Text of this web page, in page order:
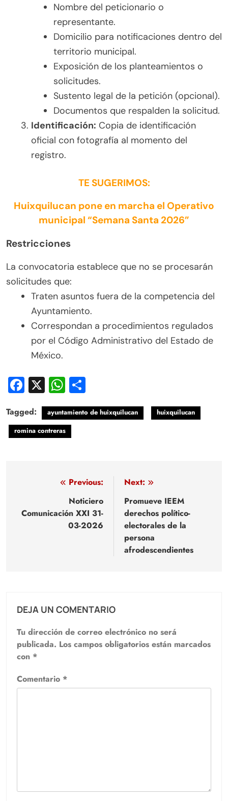
Nombre del peticionario o
representante.
Domicilio para notificaciones dentro del
territorio municipal.
Exposición de los planteamientos o
solicitudes.
Sustento legal de la petición (opcional).
Documentos que respalden la solicitud.
Identificación: Copia de identificación
oficial con fotografía al momento del
registro.
TE SUGERIMOS:
Huixquilucan pone en marcha el Operativo
municipal “Semana Santa 2026”
Restricciones
La convocatoria establece que no se procesarán
solicitudes que:
Traten asuntos fuera de la competencia del
Ayuntamiento.
Correspondan a procedimientos regulados
por el Código Administrativo del Estado de
México.
Facebook
X WhatsApp
Tagged: ayuntamiento de huixquilucan
huixquilucan
romina contreras
Navegación
entradas
Previous:
Noticiero
Comunicación XXI 31-
03-2026
Next:
Promueve IEEM
derechos político-
electorales de la
persona
afrodescendientes
DEJA UN COMENTARIO
Tu dirección de correo electrónico no será
publicada. Los campos obligatorios están marcados
con *
Comentario *